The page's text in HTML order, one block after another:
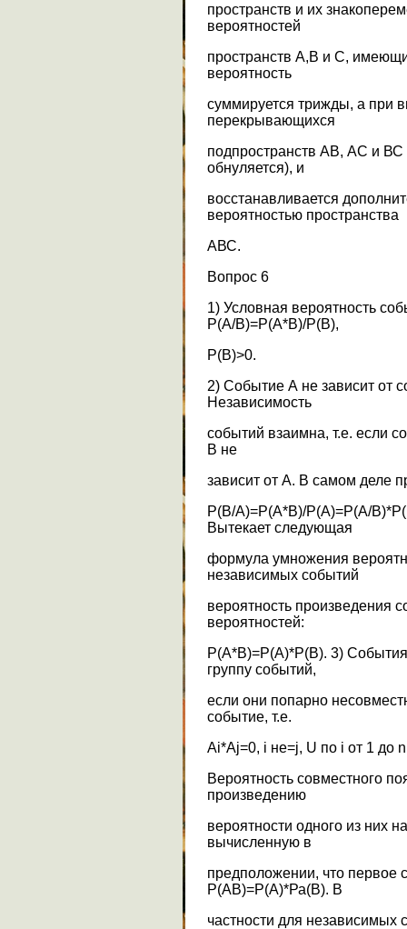
пространств и их
вероятностей
пространств А,В и С,
вероятность
суммируется трижды, а при
перекрывающихся
подпространств АВ, АС и ВС
обнуляется), и
восстанавливается
вероятностью пространства
АВС.
Вопрос 6
1) Условная вероятность
Р(А/B)=P(A*B)/P(B),
Р(В)>0.
2) Событие А не зависит от
Независимость
событий взаимна, т.е. если
В не
зависит от А. В самом деле
Р(B/A)=P(A*B)/P(A)=P(A/
Вытекает следующая
формула умножения
независимых событий
вероятность произведения
вероятностей:
Р(А*В)=Р(А)*Р(В). 3)
группу событий,
если они попарно
событие, т.е.
Аi*Aj=0, i не=j, U по i от 1 до
Вероятность совместного
произведению
вероятности одного из них
вычисленную в
предположении, что первое
Р(АВ)=Р(А)*Ра(В). В
частности для